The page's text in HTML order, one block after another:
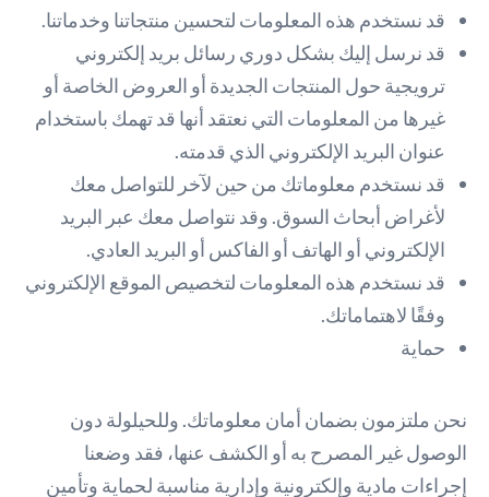
قد نستخدم هذه المعلومات لتحسين منتجاتنا وخدماتنا.
قد نرسل إليك بشكل دوري رسائل بريد إلكتروني
ترويجية حول المنتجات الجديدة أو العروض الخاصة أو
غيرها من المعلومات التي نعتقد أنها قد تهمك باستخدام
عنوان البريد الإلكتروني الذي قدمته.
قد نستخدم معلوماتك من حين لآخر للتواصل معك
لأغراض أبحاث السوق. وقد نتواصل معك عبر البريد
الإلكتروني أو الهاتف أو الفاكس أو البريد العادي.
قد نستخدم هذه المعلومات لتخصيص الموقع الإلكتروني
وفقًا لاهتماماتك.
حماية
نحن ملتزمون بضمان أمان معلوماتك. وللحيلولة دون
الوصول غير المصرح به أو الكشف عنها، فقد وضعنا
إجراءات مادية وإلكترونية وإدارية مناسبة لحماية وتأمين